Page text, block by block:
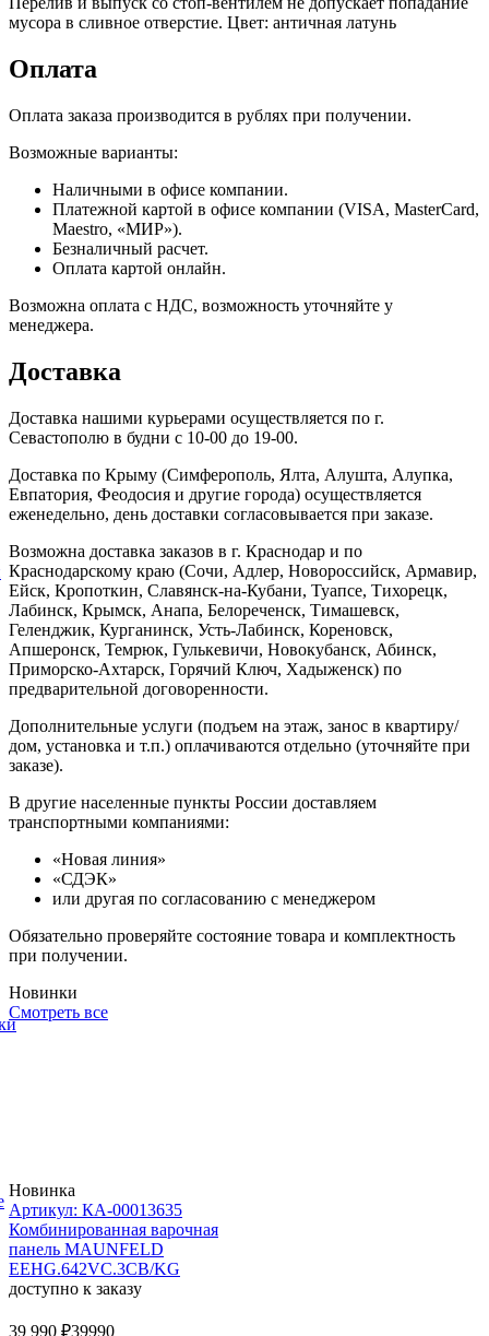
мусора в сливное отверстие. Цвет: античная латунь
Оплата
Оплата заказа производится в рублях при получении.
Возможные варианты:
Наличными в офисе компании.
Платежной картой в офисе компании (VISA, MasterCard,
Maestro, «МИР»).
Безналичный расчет.
Оплата картой онлайн.
Возможна оплата с НДС, возможность уточняйте у
менеджера.
Доставка
Доставка нашими курьерами осуществляется по г.
Севастополю в будни с 10-00 до 19-00.
Доставка по Крыму (Симферополь, Ялта, Алушта, Алупка,
Евпатория, Феодосия и другие города) осуществляется
еженедельно, день доставки согласовывается при заказе.
Возможна доставка заказов в г. Краснодар и по
Краснодарскому краю (Сочи, Адлер, Новороссийск, Армавир,
Ейск, Кропоткин, Славянск-на-Кубани, Туапсе, Тихорецк,
Лабинск, Крымск, Анапа, Белореченск, Тимашевск,
Геленджик, Курганинск, Усть-Лабинск, Кореновск,
Апшеронск, Темрюк, Гулькевичи, Новокубанск, Абинск,
Приморско-Ахтарск, Горячий Ключ, Хадыженск) по
предварительной договоренности.
Дополнительные услуги (подъем на этаж, занос в квартиру/
дом, установка и т.п.) оплачиваются отдельно (уточняйте при
заказе).
В другие населенные пункты России доставляем
транспортными компаниями:
«Новая линия»
«СДЭК»
или другая по согласованию с менеджером
Обязательно проверяйте состояние товара и комплектность
при получении.
Новинки
Смотреть все
Новинка
Артикул: КА-00013635
Комбинированная варочная
панель MAUNFELD
EEHG.642VC.3CB/KG
доступно к заказу
39 990 ₽39990